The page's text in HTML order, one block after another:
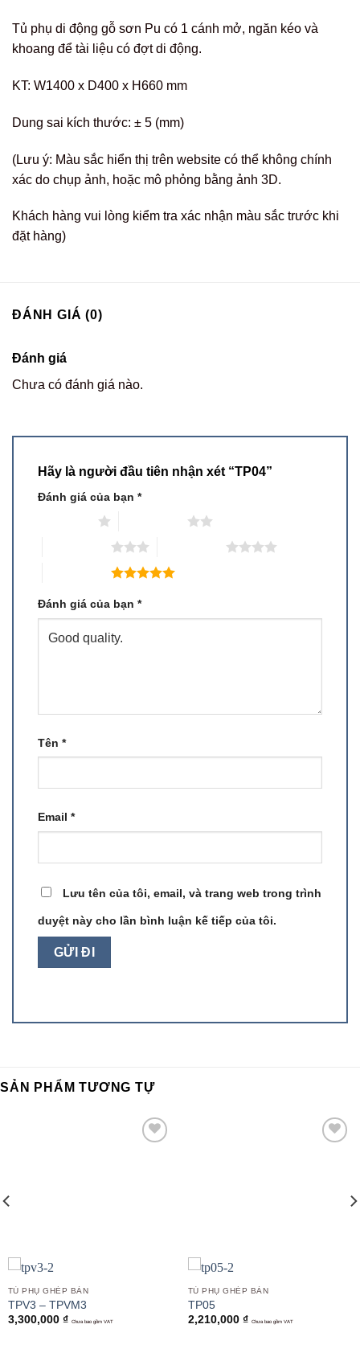
Tủ phụ di động gỗ sơn Pu có 1 cánh mở, ngăn kéo và
khoang để tài liệu có đợt di động.
KT: W1400 x D400 x H660 mm
Dung sai kích thước: ± 5 (mm)
(Lưu ý: Màu sắc hiển thị trên website có thể không chính
xác do chụp ảnh, hoặc mô phỏng bằng ảnh 3D.
Khách hàng vui lòng kiểm tra xác nhận màu sắc trước khi
đặt hàng)
ĐÁNH GIÁ (0)
Đánh giá
Chưa có đánh giá nào.
Hãy là người đầu tiên nhận xét “TP04”
Đánh giá của bạn *
Đánh giá của bạn *
Tên *
Email *
Lưu tên của tôi, email, và trang web trong trình
duyệt này cho lần bình luận kế tiếp của tôi.
SẢN PHẨM TƯƠNG TỰ
TỦ PHỤ GHÉP BÀN
TPV3 – TPVM3
3,300,000 ₫ Chưa bao gồm VAT
TỦ PHỤ GHÉP BÀN
TP05
2,210,000 ₫ Chưa bao gồm VAT